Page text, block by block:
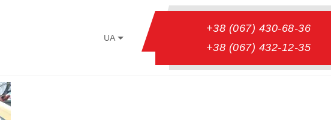
UA
+38 (067) 430-68-36
+38 (067) 432-12-35